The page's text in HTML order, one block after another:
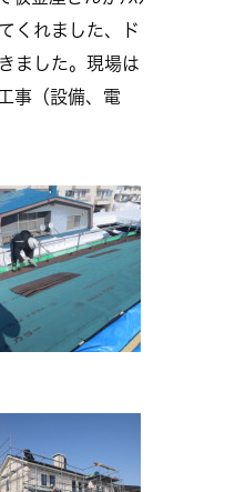
くれました、ド
ました。現場は
事（設備、電